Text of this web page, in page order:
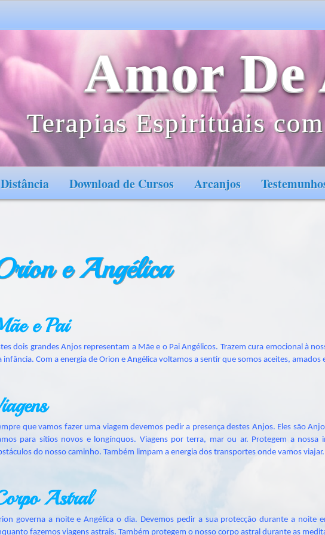
Amor De
Terapias Espirituais
Download de Cursos Arcanjos
e Angélica
e Pai
dois grandes Anjos representam a Mãe e o Pai Angélicos. Trazem cura emocional à
infância. Com a energia de Orion e Angélica voltamos a sentir que somos aceites, amados
que vamos fazer uma viagem devemos pedir a presença destes Anjos. Eles são
para sítios novos e longínquos. Viagens por terra, mar ou ar. Protegem a nossa
do nosso caminho. Também limpam a energia dos transportes onde vamos viajar.
Astral
governa a noite e Angélica o dia. Devemos pedir a sua protecção durante a noite
fazemos viagens astrais. Também protegem o nosso corpo astral durante as